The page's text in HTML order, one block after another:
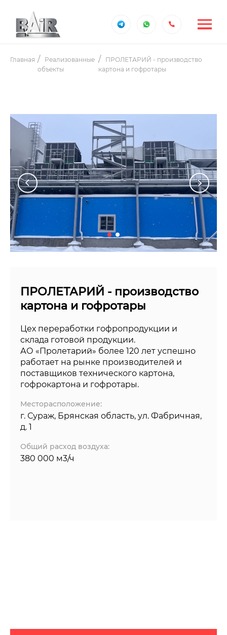
Главная
Реализованные
объекты
ПРОЛЕТАРИЙ - производство
картона и гофротары
ПРОЛЕТАРИЙ - производство
картона и гофротары
Цех переработки гофропродукции и
склада готовой продукции.
АО «Пролетарий» более 120 лет успешно
работает на рынке производителей и
поставщиков технического картона,
гофрокартона и гофротары.
Месторасположение:
г. Сураж, Брянская область, ул. Фабричная,
д. 1
Общий расход воздуха:
380 000 м3/ч